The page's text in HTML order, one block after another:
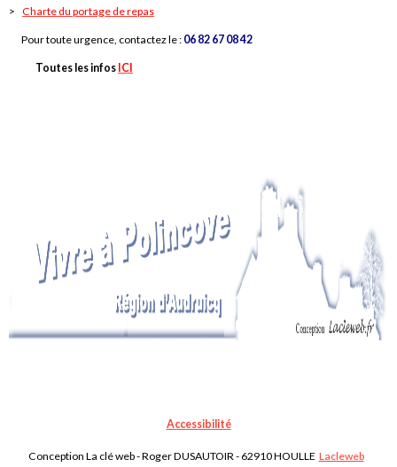
> Charte du portage de repas
Pour toute urgence, contactez le : 06 82 67 08 42
Toutes les infos ICI
Accessibilité
Conception La clé web - Roger DUSAUTOIR - 62910 HOULLE Lacleweb